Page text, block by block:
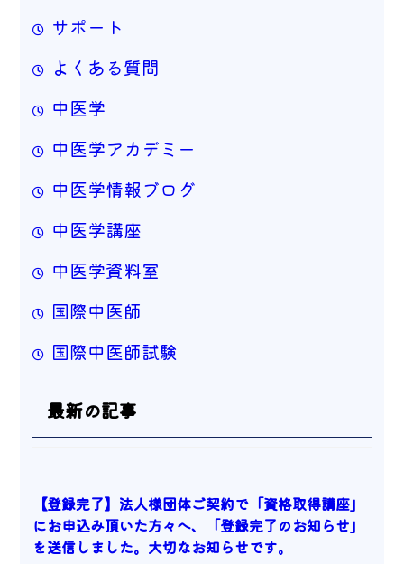
サポート
よくある質問
中医学
中医学アカデミー
中医学情報ブログ
中医学講座
中医学資料室
国際中医師
国際中医師試験
最新の記事
【登録完了】法人様団体ご契約で「資格取得講座」
にお申込み頂いた方々へ、「登録完了のお知らせ」
を送信しました。大切なお知らせです。